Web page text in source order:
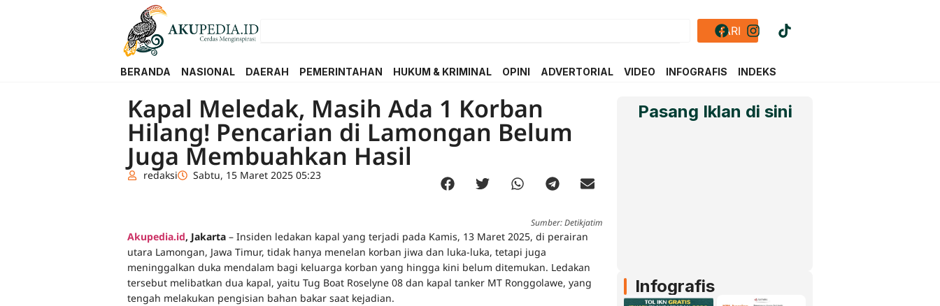
CARI
BERANDA NASIONAL DAERAH PEMERINTAHAN HUKUM & KRIMINAL OPINI ADVERTORIAL VIDEO INFOGRAFIS INDEKS
Kapal Meledak, Masih Ada 1 Korban
Hilang! Pencarian di Lamongan Belum
Juga Membuahkan Hasil
redaksi Sabtu, 15 Maret 2025 05:23
Sumber: Detikjatim
Akupedia.id, Jakarta – Insiden ledakan kapal yang terjadi pada Kamis, 13 Maret 2025, di perairan
utara Lamongan, Jawa Timur, tidak hanya menelan korban jiwa dan luka-luka, tetapi juga
meninggalkan duka mendalam bagi keluarga korban yang hingga kini belum ditemukan. Ledakan
tersebut melibatkan dua kapal, yaitu Tug Boat Roselyne 08 dan kapal tanker MT Ronggolawe, yang
tengah melakukan pengisian bahan bakar saat kejadian.
Pasang Iklan di sini
Infografis